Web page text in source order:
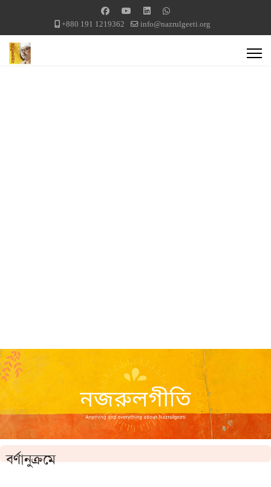
+880 191 1219362 info@nazrulgeeti.org
বর্ণানুক্রমে